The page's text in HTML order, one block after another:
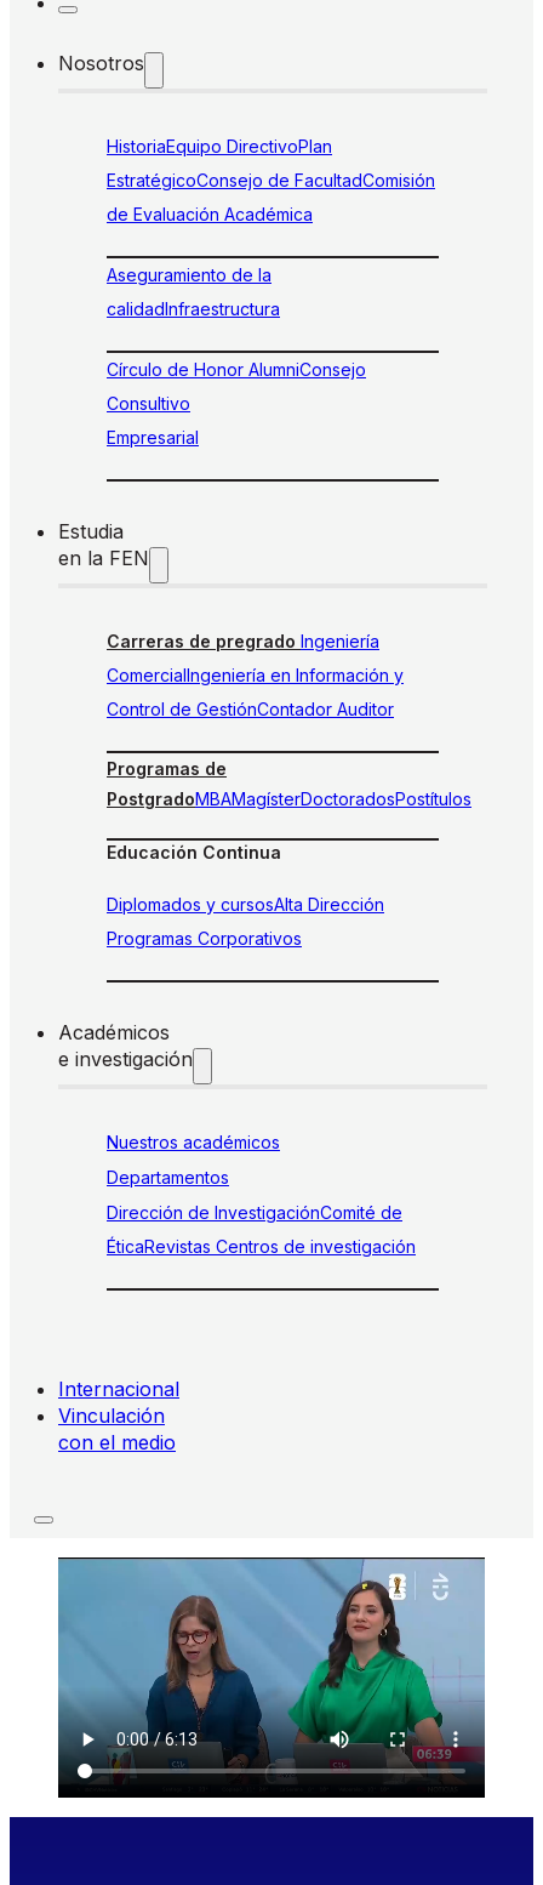
Nosotros
HistoriaEquipo DirectivoPlan
EstratégicoConsejo de FacultadComisión
de Evaluación Académica
Aseguramiento de la
calidadInfraestructura
Círculo de Honor AlumniConsejo
Consultivo
Empresarial
Estudia
en la FEN
Carreras de pregrado Ingeniería
ComercialIngeniería en Información y
Control de GestiónContador Auditor
Programas de
PostgradoMBAMagísterDoctoradosPostítulos
Educación Continua
Diplomados y cursosAlta Dirección
Programas Corporativos
Académicos
e investigación
Nuestros académicos
Departamentos
Dirección de InvestigaciónComité de
ÉticaRevistas Centros de investigación
Internacional
Vinculación
con el medio